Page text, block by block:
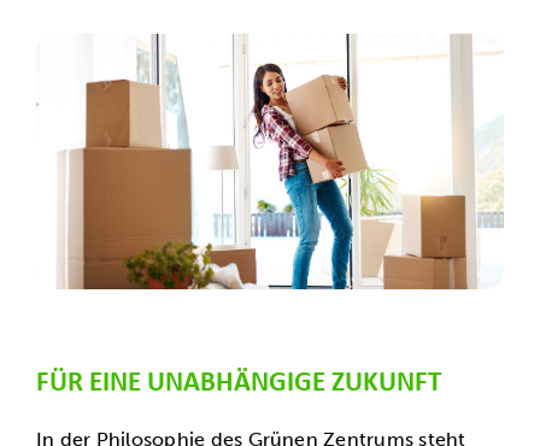
FÜR EINE UNABHÄNGIGE ZUKUNFT
In der Philosophie des Grünen Zentrums steht